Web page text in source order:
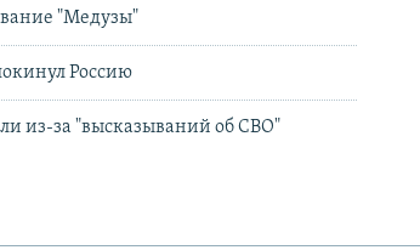
"Медузы"
Россию
из-за "высказываний об СВО"